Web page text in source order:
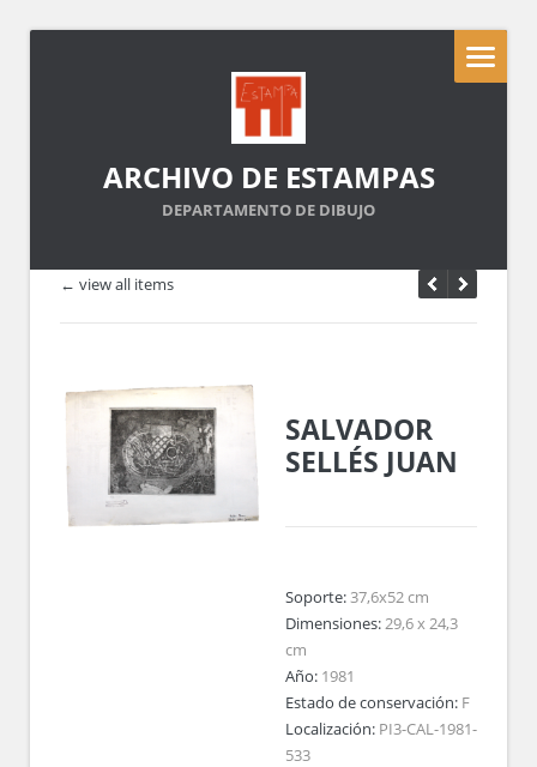
ARCHIVO DE ESTAMPAS
DEPARTAMENTO DE DIBUJO
← view all items
SALVADOR
SELLÉS JUAN
Soporte:37,6x52 cm
Dimensiones:29,6 x 24,3
cm
Año: 1981
Estado de conservación: F
Localización: PI3-CAL-1981-
533